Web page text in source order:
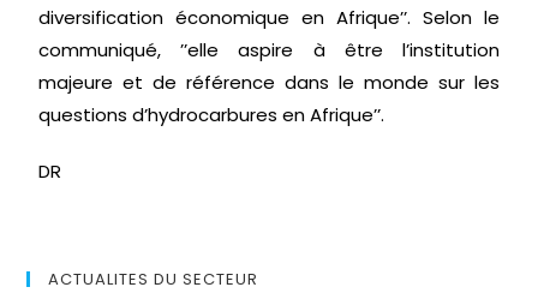
diversification économique en Afrique’’. Selon le
communiqué, ’’elle aspire à être l’institution
majeure et de référence dans le monde sur les
questions d’hydrocarbures en Afrique’’.
DR
ACTUALITES DU SECTEUR